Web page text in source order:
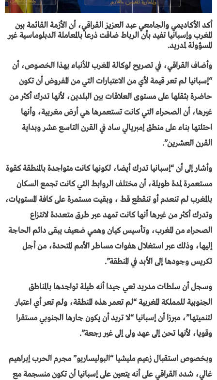
أكد الأكاديمي والجامعي عبد العزيز القراقي، أن الأزمة القائمة بين
المغرب وإسبانيا تفيد بأن الرباط ضاقت ذرعا بالمعاملة الدبلوماسية غير
المسؤولة لمدريد.
وأضاف القراقي، في تصريح لوكالة المغرب للأنباء بهذا الخصوص، أن
“إسبانيا لم تعر قيمة لأي من الاعتبارات التي من المفروض أن تكون
حاضرة بثقلها على مستوى العلاقات بين البلدين، لأنها تدرك أكثر من
غيرها، أن الصحراء التي كانت تستعمرها هي أرض مغربية، وأنها
احتلتها بناء على منطق إمبريالي ساد في القرن التاسع عشر وبداية
القرن العشرين”.
وأشار إلى أن “إسبانيا تدرك أيضا، لكونها كانت متواجدة بالمنطقة كقوة
مستعمرة لمدة طويلة، أن مختلف الروابط التي كانت تجمع السكان
بالمغرب لم تنعدم أو تنقطع قط ، وبقيت مستمرة على كافة المستويات،
وتدرك أكثر من غيرها أنها كانت تمهد عبر طرق متعددة لانتزاع
الصحراء من المغرب، وتأسيس كيان وهمي ضعيف يبقى دائم الحاجة
إليها، وذلك عبر استغلال هفوات مساطر الأمم المتحدة، من أجل
تكريس وجودها إلى الأبد في المنطقة”.
وسجل أن سلطات مدريد تعي جيدا أنه طيلة تواجدها بالمناطق
الجنوبية للمملكة المغربية “لم تعمر هذه المنطقة، ولم تعر أي اعتبار
لتنميتها”، مبرزا أن إسبانيا “لا تريد أن يكون جارها الجنوبي مستقرا
وقويا، لأنها تحن إلى عهد ولى إلى غير رجعة”.
وبخصوص استقبال زعيم مليشيا “البوليساريو” مجرم الحرب إبراهيم
غالي، شدد القراقي على أنه يتعين على إسبانيا أن تكون منسجمة مع